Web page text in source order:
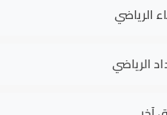
الرياضي
الرياضي